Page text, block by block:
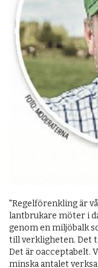
"Regelförenkling är
lantbrukare möter i
genom en miljöbalk
till verkligheten. Det
Det är oacceptabelt.
minska antalet